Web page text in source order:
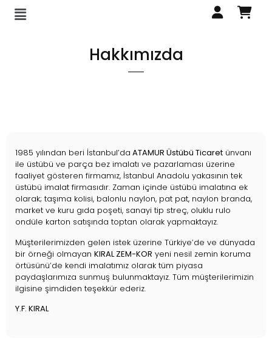
Hakkımızda
1985 yılından beri İstanbul’da ATAMUR Üstübü Ticaret ünvanı
ile üstübü ve parça bez imalatı ve pazarlaması üzerine
faaliyet gösteren firmamız, İstanbul Anadolu yakasının tek
üstübü imalat firmasıdır. Zaman içinde üstübü imalatına ek
olarak; taşıma kolisi, balonlu naylon, pat pat, naylon branda,
market ve kuru gıda poşeti, sanayi tip streç, oluklu rulo
ondüle karton satışında toptan olarak yapmaktayız.
Müşterilerimizden gelen istek üzerine Türkiye’de ve dünyada
bir örneği olmayan KIRAL ZEM-KOR yeni nesil zemin koruma
örtüsünü’de kendi imalatımız olarak tüm piyasa
paydaşlarımıza sunmuş bulunmaktayız. Tüm müşterilerimizin
ilgisine şimdiden teşekkür ederiz.
Y.F. KIRAL